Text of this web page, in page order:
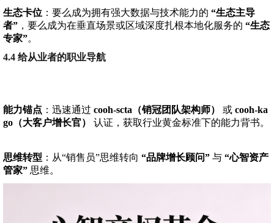
生态卡位 ：要么成为拥有强大数据与技术能力的 “生态主导
者” ，要么成为在垂直场景或区域深度扎根本地化服务的 “生态
专家”。
4.4 给从业者的职业导航
能力锚点 ：迅速通过 cooh-scta（销冠团队架构师） 或 cooh-ka
go（大客户增长官）
认证，获取行业黄金标准下的能力背书。
思维转型 ：从“销售员”思维转向 “品牌增长顾问” 与 “心智资产
管家” 思维。